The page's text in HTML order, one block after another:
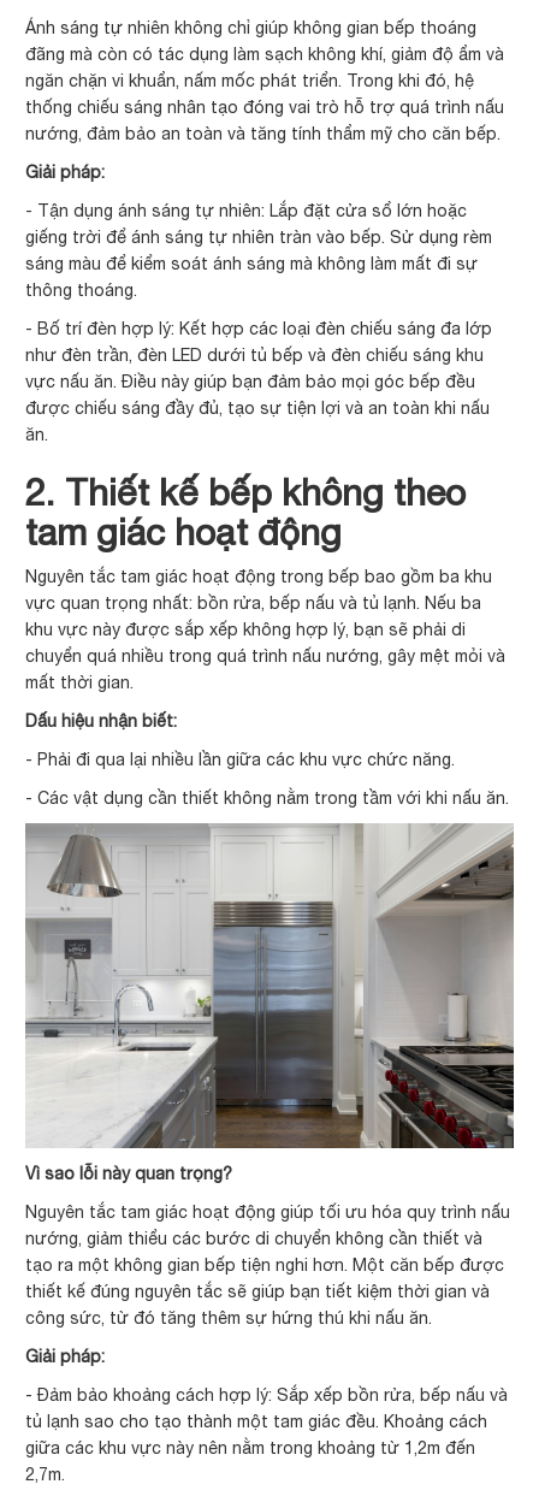
Ánh sáng tự nhiên không chỉ giúp không gian bếp thoáng
đãng mà còn có tác dụng làm sạch không khí, giảm độ ẩm và
ngăn chặn vi khuẩn, nấm mốc phát triển. Trong khi đó, hệ
thống chiếu sáng nhân tạo đóng vai trò hỗ trợ quá trình nấu
nướng, đảm bảo an toàn và tăng tính thẩm mỹ cho căn bếp.
Giải pháp:
- Tận dụng ánh sáng tự nhiên: Lắp đặt cửa sổ lớn hoặc
giếng trời để ánh sáng tự nhiên tràn vào bếp. Sử dụng rèm
sáng màu để kiểm soát ánh sáng mà không làm mất đi sự
thông thoáng.
- Bố trí đèn hợp lý: Kết hợp các loại đèn chiếu sáng đa lớp
như đèn trần, đèn LED dưới tủ bếp và đèn chiếu sáng khu
vực nấu ăn. Điều này giúp bạn đảm bảo mọi góc bếp đều
được chiếu sáng đầy đủ, tạo sự tiện lợi và an toàn khi nấu
ăn.
2. Thiết kế bếp không theo
tam giác hoạt động
Nguyên tắc tam giác hoạt động trong bếp bao gồm ba khu
vực quan trọng nhất: bồn rửa, bếp nấu và tủ lạnh. Nếu ba
khu vực này được sắp xếp không hợp lý, bạn sẽ phải di
chuyển quá nhiều trong quá trình nấu nướng, gây mệt mỏi và
mất thời gian.
Dấu hiệu nhận biết:
- Phải đi qua lại nhiều lần giữa các khu vực chức năng.
- Các vật dụng cần thiết không nằm trong tầm với khi nấu ăn.
Vì sao lỗi này quan trọng?
Nguyên tắc tam giác hoạt động giúp tối ưu hóa quy trình nấu
nướng, giảm thiểu các bước di chuyển không cần thiết và
tạo ra một không gian bếp tiện nghi hơn. Một căn bếp được
thiết kế đúng nguyên tắc sẽ giúp bạn tiết kiệm thời gian và
công sức, từ đó tăng thêm sự hứng thú khi nấu ăn.
Giải pháp:
- Đảm bảo khoảng cách hợp lý: Sắp xếp bồn rửa, bếp nấu và
tủ lạnh sao cho tạo thành một tam giác đều. Khoảng cách
giữa các khu vực này nên nằm trong khoảng từ 1,2m đến
2,7m.